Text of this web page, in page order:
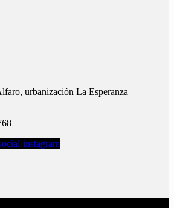
urbanización La Esperanza
instagram